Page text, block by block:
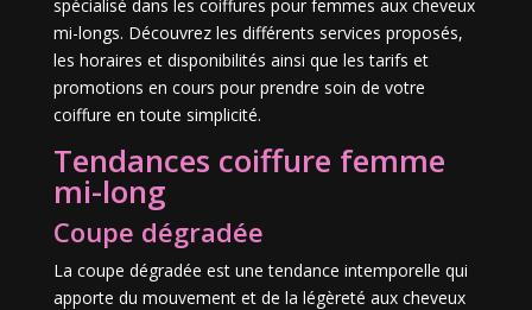
spécialisé dans les coiffures pour femmes aux cheveux
mi-longs. Découvrez les différents services proposés,
les horaires et disponibilités ainsi que les tarifs et
promotions en cours pour prendre soin de votre
coiffure en toute simplicité.
Tendances coiffure femme
mi-long
Coupe dégradée
La coupe dégradée est une tendance intemporelle qui
apporte du mouvement et de la légèreté aux cheveux